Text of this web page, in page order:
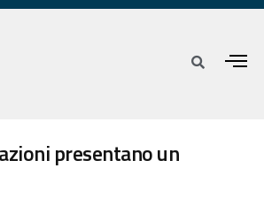
presentano un